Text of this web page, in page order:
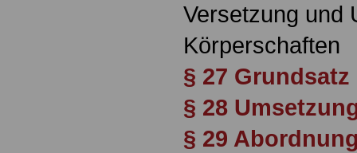
Versetzung und
Körperschaften
§ 27 Grundsatz
§ 28
§ 29